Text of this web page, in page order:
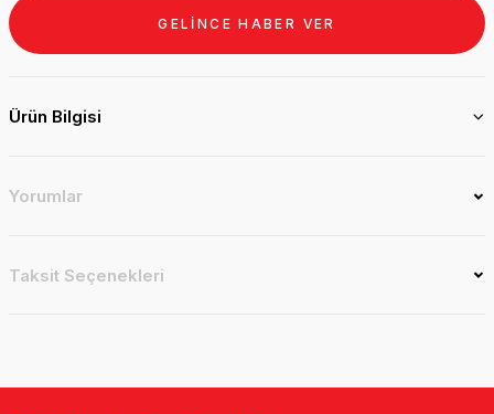
GELİNCE HABER VER
Ürün Bilgisi
Yorumlar
Taksit Seçenekleri